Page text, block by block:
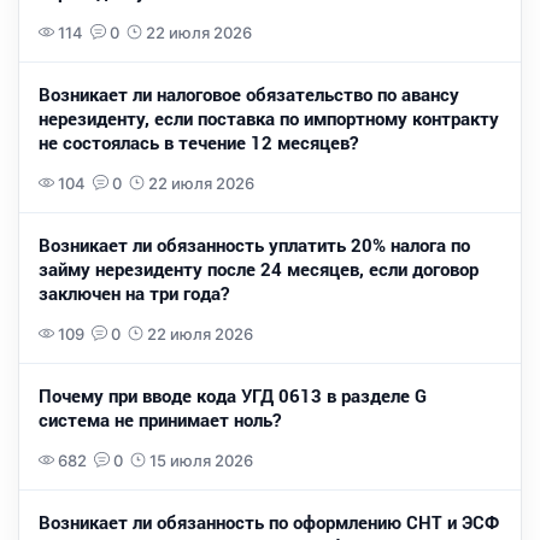
114 0 22 июля 2026
Возникает ли налоговое обязательство по авансу
нерезиденту, если поставка по импортному контракту
не состоялась в течение 12 месяцев?
104 0 22 июля 2026
Возникает ли обязанность уплатить 20% налога по
займу нерезиденту после 24 месяцев, если договор
заключен на три года?
109 0 22 июля 2026
Почему при вводе кода УГД 0613 в разделе G
система не принимает ноль?
682 0 15 июля 2026
Возникает ли обязанность по оформлению СНТ и ЭСФ